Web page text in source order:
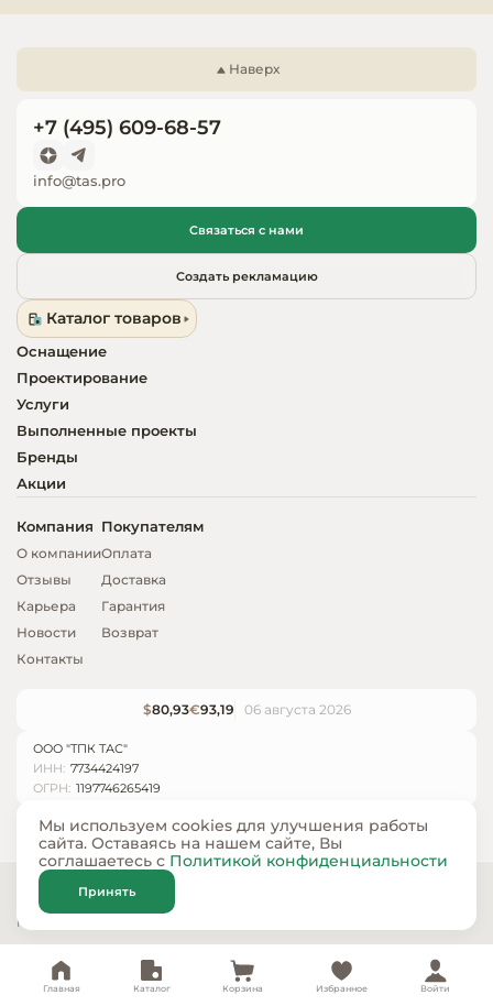
Запчасти для
Главная Каталог Корзина Избранное Войти
Наверх
+7 (495) 609-68-57
info@tas.pro
Связаться с нами
Создать рекламацию
Каталог товаров
Оснащение
Проектирование
Услуги
Выполненные проекты
Бренды
Акции
Компания
О компании
Отзывы
Карьера
Новости
Контакты
Покупателям
Оплата
Доставка
Гарантия
Возврат
$80,93€93,19 06 августа 2026
ООО "ТПК ТАС"
ИНН: 7734424197
ОГРН: 1197746265419
© ООО «ТПК ТАС» 2024 — 2026
Карта сайта
Политика конфиденциальности
Мы используем cookies для улучшения работы
сайта. Оставаясь на нашем сайте, Вы
соглашаетесь с Политикой конфиденциальности
Принять